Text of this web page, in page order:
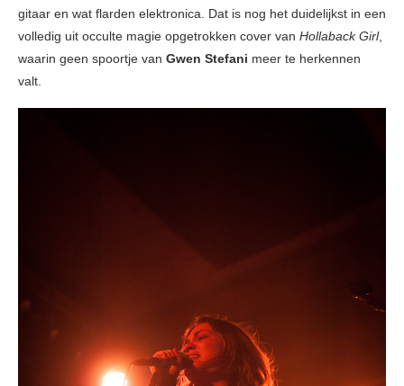
gitaar en wat flarden elektronica. Dat is nog het duidelijkst in een
volledig uit occulte magie opgetrokken cover van Hollaback Girl,
waarin geen spoortje van Gwen Stefani meer te herkennen
valt.